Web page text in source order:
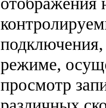
режиме,
просмотр